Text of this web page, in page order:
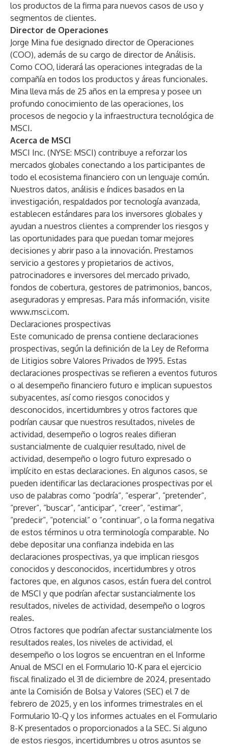
los productos de la firma para nuevos casos de uso y
segmentos de clientes.
Director de Operaciones
Jorge Mina fue designado director de Operaciones
(COO), además de su cargo de director de Análisis.
Como COO, liderará las operaciones integradas de la
compañía en todos los productos y áreas funcionales.
Mina lleva más de 25 años en la empresa y posee un
profundo conocimiento de las operaciones, los
procesos de negocio y la infraestructura tecnológica de
MSCI.
Acerca de MSCI
MSCI Inc. (NYSE: MSCI) contribuye a reforzar los
mercados globales conectando a los participantes de
todo el ecosistema financiero con un lenguaje común.
Nuestros datos, análisis e índices basados en la
investigación, respaldados por tecnología avanzada,
establecen estándares para los inversores globales y
ayudan a nuestros clientes a comprender los riesgos y
las oportunidades para que puedan tomar mejores
decisiones y abrir paso a la innovación. Prestamos
servicio a gestores y propietarios de activos,
patrocinadores e inversores del mercado privado,
fondos de cobertura, gestores de patrimonios, bancos,
aseguradoras y empresas. Para más información, visite
www.msci.com.
Declaraciones prospectivas
Este comunicado de prensa contiene declaraciones
prospectivas, según la definición de la Ley de Reforma
de Litigios sobre Valores Privados de 1995. Estas
declaraciones prospectivas se refieren a eventos futuros
o al desempeño financiero futuro e implican supuestos
subyacentes, así como riesgos conocidos y
desconocidos, incertidumbres y otros factores que
podrían causar que nuestros resultados, niveles de
actividad, desempeño o logros reales difieran
sustancialmente de cualquier resultado, nivel de
actividad, desempeño o logro futuro expresado o
implícito en estas declaraciones. En algunos casos, se
pueden identificar las declaraciones prospectivas por el
uso de palabras como “podría“, “esperar“, “pretender“,
“prever“, “buscar“, “anticipar“, “creer“, “estimar“,
“predecir“, “potencial“ o “continuar“, o la forma negativa
de estos términos u otra terminología comparable. No
debe depositar una confianza indebida en las
declaraciones prospectivas, ya que implican riesgos
conocidos y desconocidos, incertidumbres y otros
factores que, en algunos casos, están fuera del control
de MSCI y que podrían afectar sustancialmente los
resultados, niveles de actividad, desempeño o logros
reales.
Otros factores que podrían afectar sustancialmente los
resultados reales, los niveles de actividad, el
desempeño o los logros se encuentran en el Informe
Anual de MSCI en el Formulario 10-K para el ejercicio
fiscal finalizado el 31 de diciembre de 2024, presentado
ante la Comisión de Bolsa y Valores (SEC) el 7 de
febrero de 2025, y en los informes trimestrales en el
Formulario 10-Q y los informes actuales en el Formulario
8-K presentados o proporcionados a la SEC. Si alguno
de estos riesgos, incertidumbres u otros asuntos se